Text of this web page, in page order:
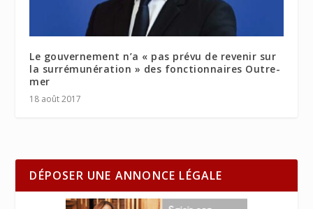
Le gouvernement n’a « pas prévu de revenir sur
la surrémunération » des fonctionnaires Outre-
mer
18 août 2017
DÉPOSER UNE ANNONCE LÉGALE